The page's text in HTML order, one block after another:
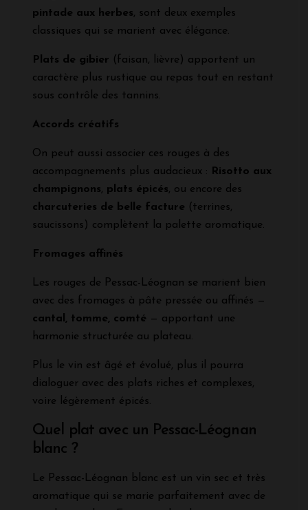
pintade aux herbes, sont deux exemples
classiques qui se marient avec élégance.
Plats de gibier (faisan, lièvre) apportent un
caractère plus rustique au repas tout en restant
sous contrôle des tannins.
Accords créatifs
On peut aussi associer ces rouges à des
accompagnements plus audacieux :
Risotto aux
champignons, plats épicés, ou encore des
charcuteries de belle facture (terrines,
saucissons) complètent la palette aromatique.
Fromages affinés
Les rouges de Pessac-Léognan se marient bien
avec des fromages à pâte pressée ou affinés —
cantal, tomme, comté — apportant une
harmonie structurée au plateau.
Plus le vin est âgé et évolué, plus il pourra
dialoguer avec des plats riches et complexes,
voire légèrement épicés.
Quel plat avec un Pessac-Léognan
blanc ?
Le Pessac-Léognan blanc est un vin sec et très
aromatique qui se marie parfaitement avec de